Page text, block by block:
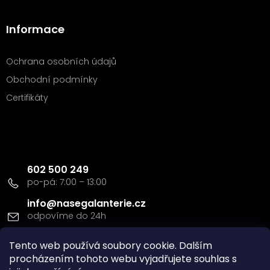
Tento web používá soubory cookie. Dalším
procházením tohoto webu vyjadřujete souhlas s
Informace
Ochrana osobních údajů
Obchodní podmínky
Certifikáty
info@nasegalanterie.cz
602 500 249
Doprava a platba